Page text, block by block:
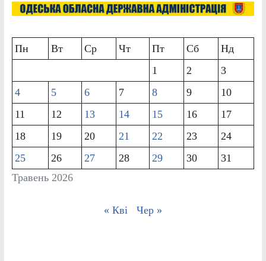
Травень 2026
Пн Вт Ср Чт Пт Сб
Нд
1
2
3
4
5 6 7 8 9
10
11
12 13 14 15 16
17
18
19 20 21 22 23
24
25
26 27 28 29 30 31
« Кві Чер »